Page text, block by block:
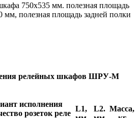
750x535 мм. полезная площадь
мм, полезная площадь задней полки
релейных шкафов ШРУ-М
исполнения
розеток реле
L1,
L2. Масса,